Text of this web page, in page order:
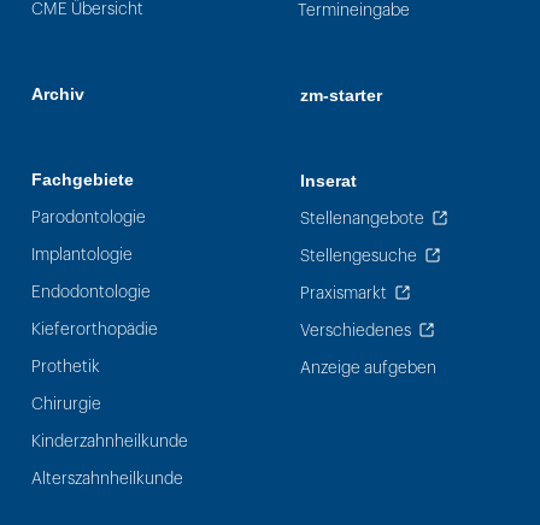
CME Übersicht
Archiv
Fachgebiete
Parodontologie
Implantologie
Endodontologie
Kieferorthopädie
Prothetik
Chirurgie
Kinderzahnheilkunde
Alterszahnheilkunde
Termineingabe
zm-starter
Inserat
Stellenangebote
Stellengesuche
Praxismarkt
Verschiedenes
Anzeige aufgeben